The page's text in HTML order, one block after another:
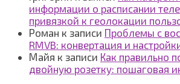
информации о расписании
привязкой к геолокации
Роман к записи Проблемы с
RMVB: конвертация и
Майя к записи Как правильно
двойную розетку: пошаговая